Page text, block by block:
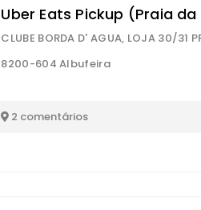
Uber Eats Pickup (Praia
CLUBE BORDA D' AGUA, LOJA 30/31
8200-604 Albufeira
2 comentários